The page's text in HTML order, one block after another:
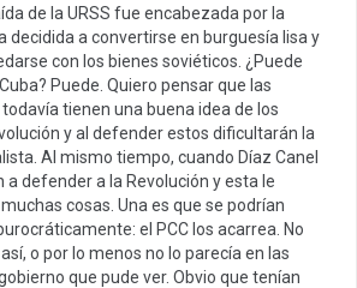
de la URSS fue encabezada por la
decidida a convertirse en burguesía lisa y
con los bienes soviéticos. ¿Puede
Puede. Quiero pensar que las
tienen una buena idea de los
y al defender estos dificultarán la
Al mismo tiempo, cuando Díaz Canel
a defender a la Revolución y esta le
cosas. Una es que se podrían
el PCC los acarrea. No
o por lo menos no lo parecía en las
que pude ver. Obvio que tenían